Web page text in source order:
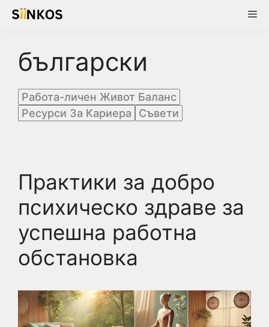
Skip
български
Работа-личен Живот Баланс
Ресурси За Кариера
Съвети
Практики за добро
психическо здраве за
успешна работна
обстановка